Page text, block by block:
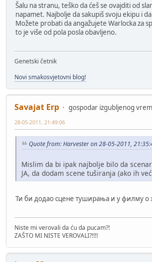
Šalu na stranu, teško da ćeš se ovajditi od
napamet. Najbolje da sakupiš svoju ekipu i
Možete probati da angažujete Warlocka za
to je više od pola posla obavljeno.
Genetski četnik
Novi smakosvjetovni blog!
Savajat Erp gospodar izgubljenog
28-05-2011, 21:49:06
Quote from: Harvester on 28-05-2011,
Mislim da bi ipak najbolje bilo da
JA, da dodam scene tuširanja (ako ih
Ти би додао сцене туширања и у филму о
Niste mi verovali da ću da pucam?!
ZAŠTO MI NISTE VEROVALI?!!!!